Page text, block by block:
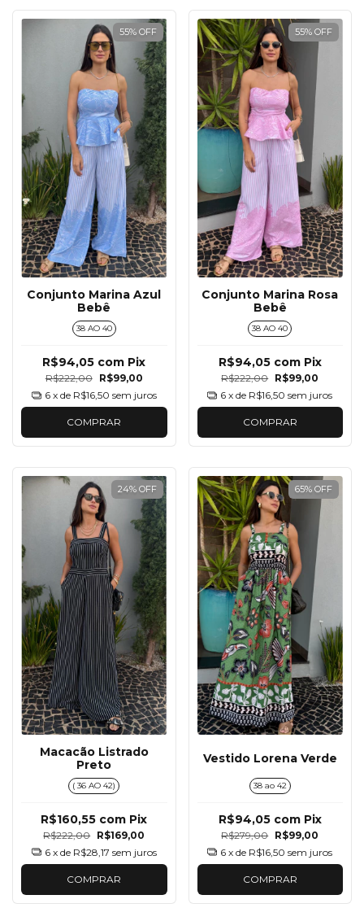
55% OFF
Conjunto Marina Azul
Bebê
38 AO 40
R$222,00 R$99,00
R$94,05 com Pix
6 x de R$16,50 sem juros
COMPRAR
55% OFF
Conjunto Marina Rosa
Bebê
38 AO 40
R$222,00 R$99,00
R$94,05 com Pix
6 x de R$16,50 sem juros
COMPRAR
24% OFF
Macacão Listrado
Preto
( 36 AO 42)
R$222,00 R$169,00
R$160,55 com Pix
6 x de R$28,17 sem juros
COMPRAR
65% OFF
Vestido Lorena Verde
38 ao 42
R$279,00 R$99,00
R$94,05 com Pix
6 x de R$16,50 sem juros
COMPRAR